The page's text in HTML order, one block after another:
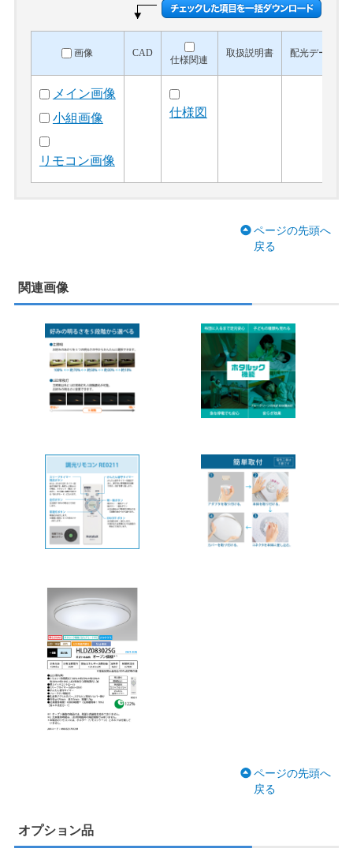
画像 CAD
仕様関連
取扱説明書 配光データ
メイン画像
小組画像
リモコン画像
仕様図
ページの先頭へ
戻る
関連画像
ページの先頭へ
戻る
オプション品